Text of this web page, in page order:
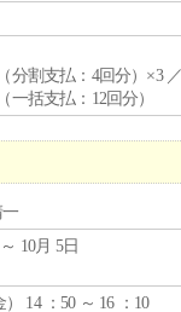
分割支払：4回分）×3
一括支払：12回分）
10月 5日
） 14 ：50 ～ 16 ：10